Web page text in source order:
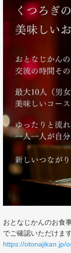
おとなじかんのお食
でご確認いただけます
https://otonajikan.jp/